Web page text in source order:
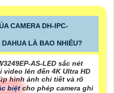
CAMERA DH-IPC-
LÀ BAO NHIÊU?
AS-LED sắc nét
video lên đến 4K Ultra HD
hình ảnh chi tiết và rõ
biệt cho phép camera ghi